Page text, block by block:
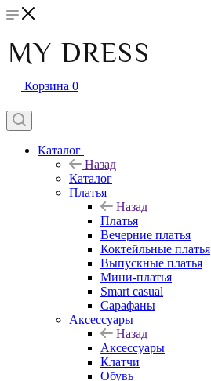
Корзина 0
Каталог
Назад
Каталог
Платья
Назад
Платья
Вечерние платья
Коктейльные платья
Выпускные платья
Мини-платья
Smart casual
Сарафаны
Аксессуары
Назад
Аксессуары
Клатчи
Обувь